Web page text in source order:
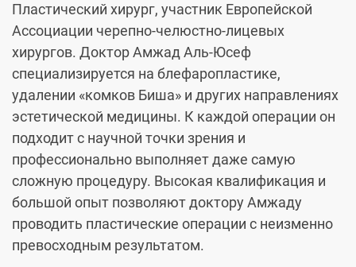
Пластический хирург, участник Европейской
Ассоциации черепно-челюстно-лицевых
хирургов. Доктор Амжад Аль-Юсеф
специализируется на блефаропластике,
удалении «комков Биша» и других направлениях
эстетической медицины. К каждой операции он
подходит с научной точки зрения и
профессионально выполняет даже самую
сложную процедуру. Высокая квалификация и
большой опыт позволяют доктору Амжаду
проводить пластические операции с неизменно
превосходным результатом.